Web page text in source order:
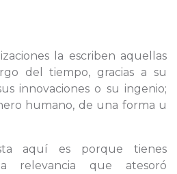
la escriben aquellas
del tiempo, gracias a su
innovaciones o su ingenio;
humano, de una forma u
aquí es porque tienes
relevancia que atesoró